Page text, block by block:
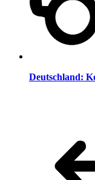
Deutschland: